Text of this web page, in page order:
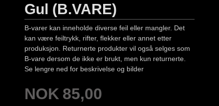
Gul (B.VARE)
B-varer kan inneholde diverse feil eller mangler. Det
kan være feiltrykk, rifter, flekker eller annet etter
produksjon. Returnerte produkter vil også selges som
B-vare dersom de ikke er brukt, men kun returnerte.
Se lengre ned for beskrivelse og bilder
Tilbud
NOK 85,00